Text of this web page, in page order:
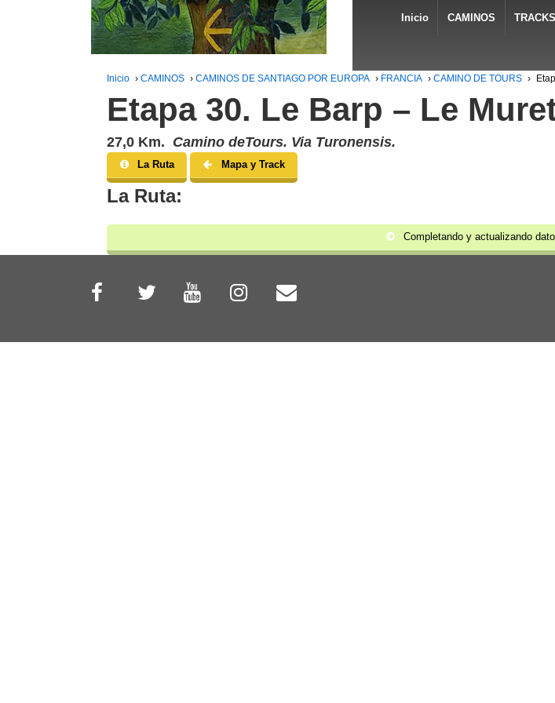
Inicio CAMINOS TRACKS
Inicio › CAMINOS › CAMINOS DE SANTIAGO POR EUROPA › FRANCIA › CAMINO DE TOURS ›
Etapa 30. Le Barp – Le
27,0 Km. Camino deTours. Via Turonensis.
La Ruta Mapa y Track
La Ruta:
Completando y actualizando